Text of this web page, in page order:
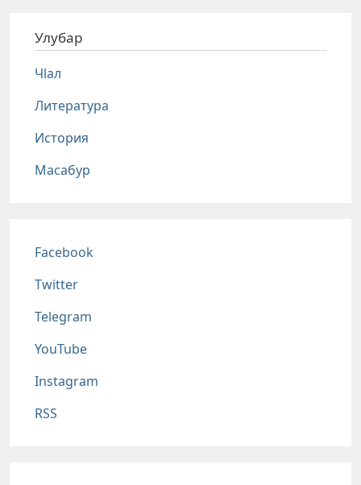
Улубар
Чlал
Литература
История
Масабур
Соц сети
Facebook
Twitter
Telegram
YouTube
Instagram
RSS